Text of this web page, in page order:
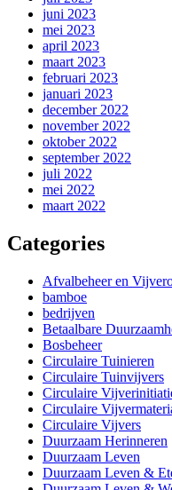
juni 2023
mei 2023
april 2023
maart 2023
februari 2023
januari 2023
december 2022
november 2022
oktober 2022
september 2022
juli 2022
mei 2022
maart 2022
Categories
Afvalbeheer en
bamboe
bedrijven
Betaalbare
Bosbeheer
Circulaire Tuinieren
Circulaire Tuinvijvers
Circulaire
Circulaire
Circulaire Vijvers
Duurzaam Herinneren
Duurzaam Leven
Duurzaam Leven &